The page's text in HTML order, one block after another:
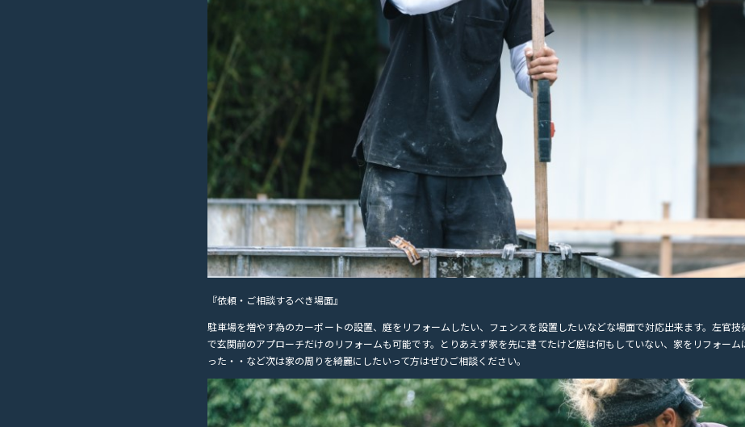
『依頼・ご相談するべき場面』
駐車場を増やす為のカーポートの設置、庭をリフォームしたい、フェンスを設置したいなどな場面で対応出来ます。左官
で玄関前のアプローチだけのリフォームも可能です。とりあえず家を先に建てたけど庭は何もしていない、家をリフォー
った・・など次は家の周りを綺麗にしたいって方はぜひご相談ください。